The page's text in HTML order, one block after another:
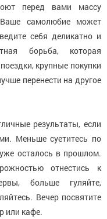
перед вами массу
самолюбие может
себя деликатно и
борьба, которая
крупные покупки
перенести на другое
результаты, если
Меньше суетитесь по
осталось в прошлом.
отнестись к
больше гуляйте,
Вечер посвятите
или кафе.